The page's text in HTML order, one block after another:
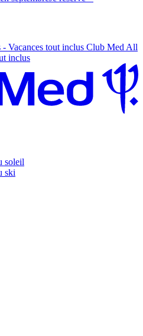
Vacances tout inclus Club Med All
inclus
soleil
ski